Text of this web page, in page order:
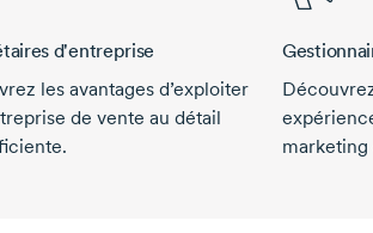
d'entreprise
les avantages d’exploiter
de vente au détail
marketing